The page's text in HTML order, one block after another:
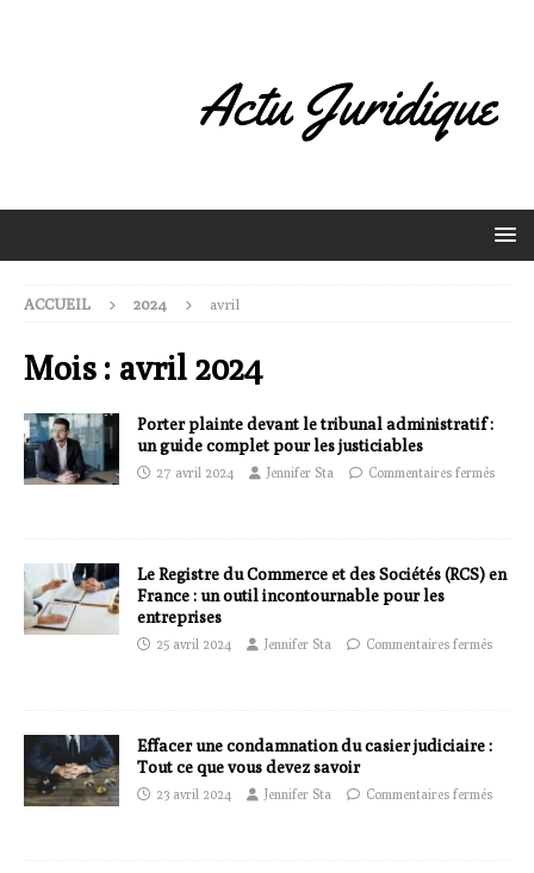
ACCUEIL 2024 avril
Mois : avril 2024
Porter plainte devant le tribunal administratif :
un guide complet pour les justiciables
27 avril 2024 Jennifer Sta Commentaires fermés
Le Registre du Commerce et des Sociétés (RCS) en
France : un outil incontournable pour les
entreprises
25 avril 2024 Jennifer Sta Commentaires fermés
Effacer une condamnation du casier judiciaire :
Tout ce que vous devez savoir
23 avril 2024 Jennifer Sta Commentaires fermés